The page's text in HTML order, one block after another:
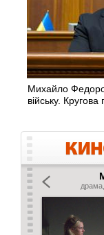
Михайло
війську.